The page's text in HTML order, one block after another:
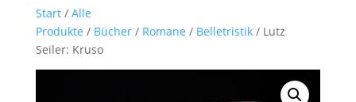
Start/ Alle
Produkte/ Bücher/ Romane/ Belletristik/ Lutz
Seiler: Kruso